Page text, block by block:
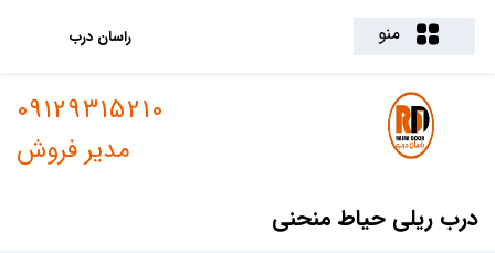
منو راسان درب
درب ریلی حیاط منحنی
09129315210
مدیر فروش